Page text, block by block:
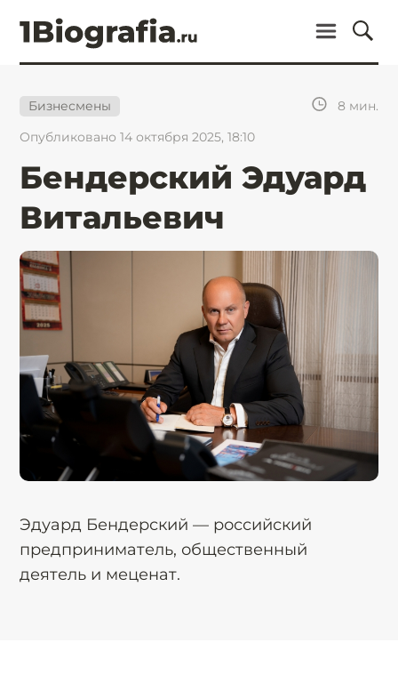
Бизнесмены
Опубликовано 14 октября 2025, 18:10
8мин.
Бендерский Эдуард
Витальевич
Эдуард Бендерский — российский
предприниматель, общественный
деятель и меценат.